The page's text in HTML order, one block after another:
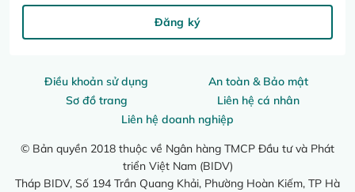
Điều khoản sử dụng
An toàn & Bảo mật
Sơ đồ trang
Liên hệ cá nhân
Liên hệ doanh nghiệp
© Bản quyền 2018 thuộc về Ngân hàng TMCP Đầu tư và Phát
triển Việt Nam (BIDV)
Tháp BIDV, Số 194 Trần Quang Khải, Phường Hoàn Kiếm, TP Hà
Đăng ký